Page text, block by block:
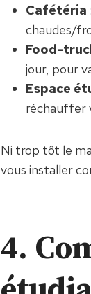
Cafétéria
chaudes/
Food-
jour, pour
Espace
réchauffer
Ni trop tôt le
vous installer
4.